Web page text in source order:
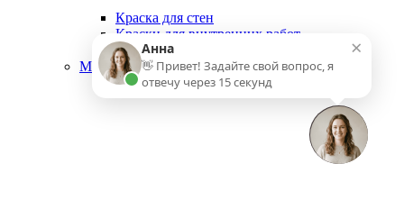
Краска для стен
Краски для внутренних работ
Краски для наружных работ
Малярный инструмент
×
Анна
👋 Привет! Задайте свой вопрос, я
отвечу через 15 секунд